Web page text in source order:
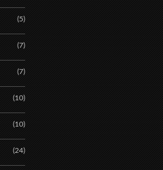
(5)
(7)
(7)
(10)
(10)
(24)